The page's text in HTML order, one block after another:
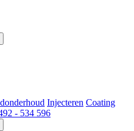
Injecteren Coating
- 534 596